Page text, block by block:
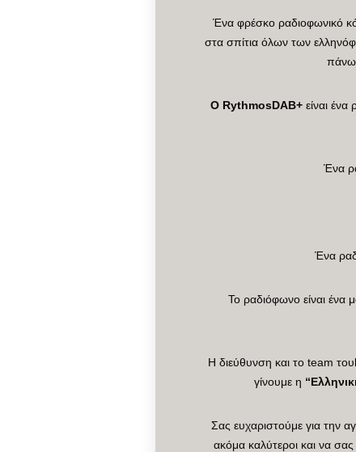
Ένα φρέσκο ραδιοφωνικό
στα σπίτια όλων των
πάνω
Ο RythmosDAB+είναι
Ένα
Ένα
Το ραδιόφωνο είναι ένα
Η διεύθυνση και το team του
γίνουμε η
Σας ευχαριστούμε για την
ακόμα καλύτεροι και να